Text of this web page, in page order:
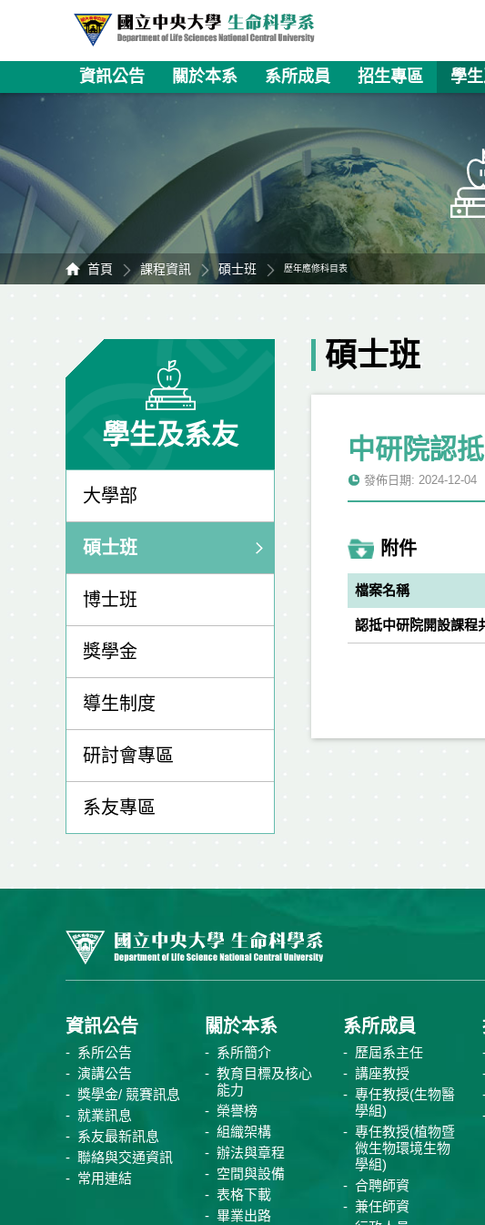
資訊公告 關於本系 系所成員 招生專區 學
首頁 課程資訊 碩士班 歷年應修科目表
學生及系友
大學部
碩士班
博士班
獎學金
導生制度
研討會專區
系友專區
碩士班
中研院認
發佈日期: 2024-12-04
附件
檔案名稱
認抵中研院開設課程
資訊公告
系所公告
演講公告
獎學金/ 競賽訊息
就業訊息
系友最新訊息
聯絡與交通資訊
常用連結
關於本系
系所簡介
教育目標及核心
能力
榮譽榜
組織架構
辦法與章程
空間與設備
表格下載
畢業出路
系所成員
歷屆系主任
講座教授
專任教授(生物醫
學組)
專任教授(植物暨
微生物環境生物
學組)
合聘師資
兼任師資